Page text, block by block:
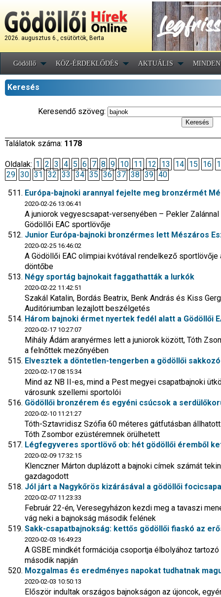
2026. augusztus 6., csütörtök, Berta
Gödöllő KÖZ-ÉRDEKLŐDÉS AKTUÁLIS
Keresés
Keresendő szöveg:
Találatok száma: 1178
Oldalak: 1 2 3 4 5 6 7 8 9 10 11 12 13 14 15 16
29 30 31 32 33 34 35 36 37 38 39 40
Európa-bajnoki arannyal fejelte meg bronzérmét
2020-02-26 13:06:41
A juniorok vegyescsapat-versenyében – Pekler
Gödöllői EAC sportlövője
Junior Európa-bajnoki bronzérmes lett Mészáros
2020-02-25 16:46:02
A Gödöllői EAC olimpiai kvótával rendelkező
döntőbe
Négy sportág bajnokait faggathatták a lurkók
2020-02-22 11:42:51
Szakál Katalin, Bordás Beatrix, Benk András és Kiss
Auditóriumban lezajlott beszélgetés
Három bajnoki érmet nyertek fedél alatt a Gödöllői
2020-02-17 10:27:07
Mihály Ádám aranyérmes lett a juniorok között, Tóth
a felnőttek mezőnyében
Elvesztek a döntetlen-tengerben a gödöllői
2020-02-17 08:15:34
Mind az NB II-es, mind a Pest megyei csapatbajnoki
városunk szellemi sportolói
Gödöllői bronzérem és egyéni csúcsok a
2020-02-10 11:21:27
Tóth-Sztavridisz Szófia 60 méteres gátfutásban
Tóth Zsombor ezüstéremnek örülhetett
Légfegyveres sportlövő ob: hét gödöllői éremből
2020-02-09 17:32:15
Klenczner Márton duplázott a bajnoki címek számát
gazdagodott
Jól járt a Nagykőrös kizárásával a gödöllői
2020-02-07 11:23:33
Február 22-én, Veresegyházon kezdi meg a tavaszi
vág neki a bajnokság második felének
Sakk-csapatbajnokság: kettős gödöllői fiaskó az
2020-02-03 16:49:23
A GSBE mindkét formációja csoportja élbolyához
második napján
Mozgalmas és eredményes napokat tudhatnak
2020-02-03 10:50:13
Először indultak országos bajnokságon az újoncok,